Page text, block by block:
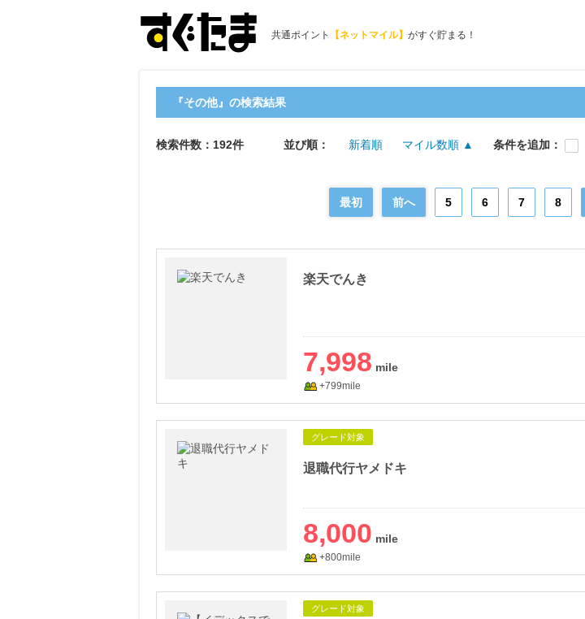
共通ポイント 【ネットマイル】 がすぐ貯まる！
『その他』の検索結果
検索件数：192件 並び順： 新着順 マイル数順 ▲ 条件を追加：
最初 前へ 5 6 7 8
楽天でんき
7,998
+799mile
グレード対象
退職代行ヤメドキ
8,000
+800mile
グレード対象